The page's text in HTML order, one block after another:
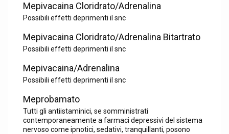
Mepivacaina Cloridrato/Adrenalina
Possibili effetti deprimenti il snc
Mepivacaina Cloridrato/Adrenalina Bitartrato
Possibili effetti deprimenti il snc
Mepivacaina/Adrenalina
Possibili effetti deprimenti il snc
Meprobamato
Tutti gli antiistaminici, se somministrati
contemporaneamente a farmaci depressivi del sistema
nervoso come ipnotici, sedativi, tranquillanti, posono